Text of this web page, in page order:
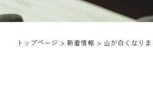
トップページ >新着情報 > 山が白くなりま